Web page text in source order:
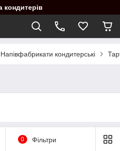
кондитерів
Напівфабрикати кондитерські
0 Фільтри